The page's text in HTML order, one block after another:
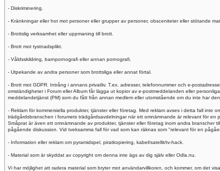
- Diskriminering.
- Kränkningar eller hot mot personer eller grupper av personer, obsceniteter eller stötande
- Brottslig verksamhet eller uppmaning till brott.
- Brott mot tystnadsplikt.
- Våldsskildring, barnpornografi eller annan pornografi.
- Utpekande av andra personer som brottsliga eller annat förtal.
- Brott mot GDPR. Intrång i annans privatliv. T.ex. adresser, telefonnummer och e-
omständigheter i Forum eller Album får lägga ut kopior av e-postmeddelanden eller
meddelandetjänst (PM) som du fått från annan medlem eller utomstående om du inte har
- Reklam för kommersiella produkter, tjänster eller företag. Med reklam avses i detta fall inte
trädgårdsbranschen i forumets trädgårdsavdelningar när ett omnämnande är relevant för en
Småprat är även ett omnämnande av produkter, tjänster eller företag inom andra branscher
pågående diskussion. Vid tveksamma fall för vad som kan räknas som "relevant för en
- Information eller reklam om pyramidspel, piratkopiering, kabel/satellit/tv-hack.
- Material som är skyddat av copyright om denna inte ägs av dig själv eller Odla.nu.
Vi har möjlighet att radera material som bryter mot användarvillkoren, och kommer, om det